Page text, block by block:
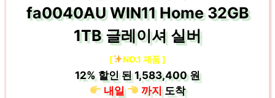
fa0040AU WIN11 Home 32GB
1TB 글레이셔 실버
[ NO.1 제품 ]
12% 할인 된1,583,400 원
내일
까지도착